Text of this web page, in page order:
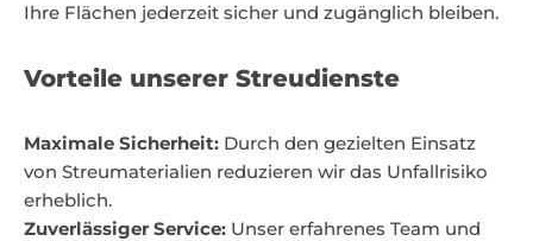
Ihre Flächen jederzeit sicher und zugänglich bleiben.
Vorteile unserer Streudienste
Maximale Sicherheit: Durch den gezielten Einsatz
von Streumaterialien reduzieren wir das Unfallrisiko
erheblich.
Zuverlässiger Service: Unser erfahrenes Team und